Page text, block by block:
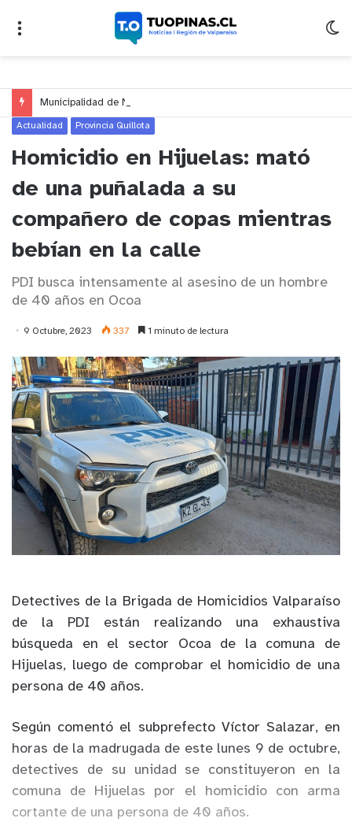
Actualidad Provincia Quillota
Homicidio en Hijuelas: mató
de una puñalada a su
compañero de copas mientras
bebían en la calle
PDI busca intensamente al asesino de un hombre
de 40 años en Ocoa
9 Octubre, 2023 337 1 minuto de lectura
Detectives de la Brigada de Homicidios Valparaíso
de la PDI están realizando una exhaustiva
búsqueda en el sector Ocoa de la comuna de
Hijuelas, luego de comprobar el homicidio de una
persona de 40 años.
Según comentó el subprefecto Víctor Salazar, en
horas de la madrugada de este lunes 9 de octubre,
detectives de su unidad se constituyeron en la
comuna de Hijuelas por el homicidio con arma
cortante de una persona de 40 años.